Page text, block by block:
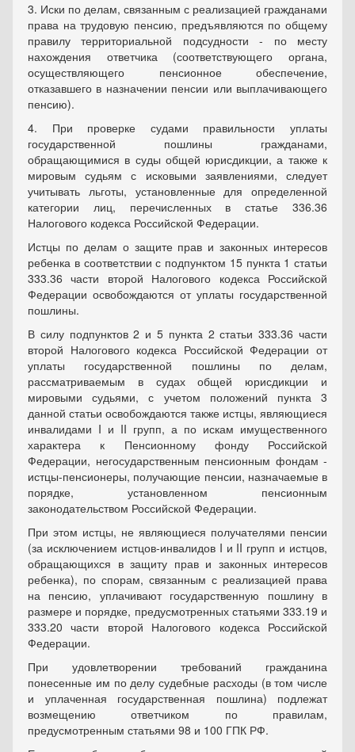
3. Иски по делам, связанным с реализацией гражданами
права на трудовую пенсию, предъявляются по общему
правилу территориальной подсудности - по месту
нахождения ответчика (соответствующего органа,
осуществляющего пенсионное обеспечение,
отказавшего в назначении пенсии или выплачивающего
пенсию).
4. При проверке судами правильности уплаты
государственной пошлины гражданами,
обращающимися в суды общей юрисдикции, а также к
мировым судьям с исковыми заявлениями, следует
учитывать льготы, установленные для определенной
категории лиц, перечисленных в статье 336.36
Налогового кодекса Российской Федерации.
Истцы по делам о защите прав и законных интересов
ребенка в соответствии с подпунктом 15 пункта 1 статьи
333.36 части второй Налогового кодекса Российской
Федерации освобождаются от уплаты государственной
пошлины.
В силу подпунктов 2 и 5 пункта 2 статьи 333.36 части
второй Налогового кодекса Российской Федерации от
уплаты государственной пошлины по делам,
рассматриваемым в судах общей юрисдикции и
мировыми судьями, с учетом положений пункта 3
данной статьи освобождаются также истцы, являющиеся
инвалидами I и II групп, а по искам имущественного
характера к Пенсионному фонду Российской
Федерации, негосударственным пенсионным фондам -
истцы-пенсионеры, получающие пенсии, назначаемые в
порядке, установленном пенсионным
законодательством Российской Федерации.
При этом истцы, не являющиеся получателями пенсии
(за исключением истцов-инвалидов I и II групп и истцов,
обращающихся в защиту прав и законных интересов
ребенка), по спорам, связанным с реализацией права
на пенсию, уплачивают государственную пошлину в
размере и порядке, предусмотренных статьями 333.19 и
333.20 части второй Налогового кодекса Российской
Федерации.
При удовлетворении требований гражданина
понесенные им по делу судебные расходы (в том числе
и уплаченная государственная пошлина) подлежат
возмещению ответчиком по правилам,
предусмотренным статьями 98 и 100 ГПК РФ.